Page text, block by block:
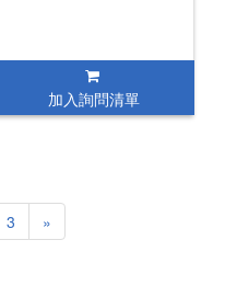
加入詢問清單
3 »